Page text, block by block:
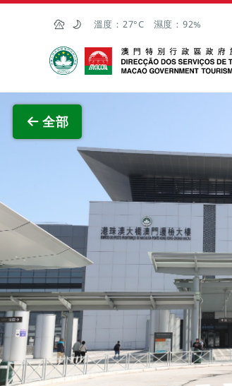
跳至主内容
溫度： 27°C 濕度： 92%
澳門特別行政區政府旅遊局
全部